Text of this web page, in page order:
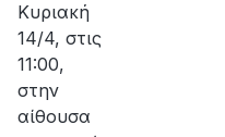
Κυριακή
14/4, στις
11:00,
στην
αίθουσα